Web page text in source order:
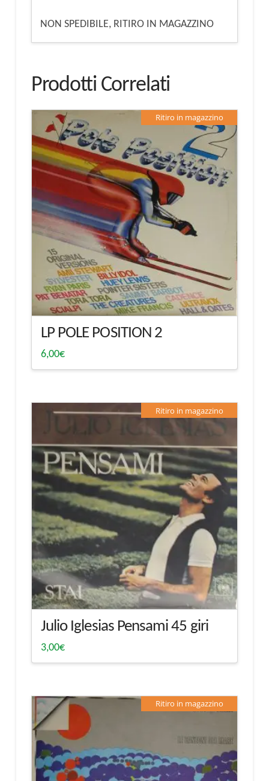
NON SPEDIBILE, RITIRO IN MAGAZZINO
Prodotti Correlati
Ritiro in magazzino
LP POLE POSITION 2
6,00€
Ritiro in magazzino
Julio Iglesias Pensami 45 giri
3,00€
Ritiro in magazzino